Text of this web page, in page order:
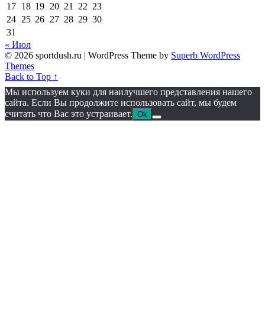
17 18 19 20 21 22 23
24 25 26 27 28 29 30
31
« Июл
© 2026 sportdush.ru
| WordPress Theme by Superb WordPress
Themes
Back to Top ↑
Мы используем куки для наилучшего представления нашего
сайта. Если Вы продолжите использовать сайт, мы будем
считать что Вас это устраивает. Ok